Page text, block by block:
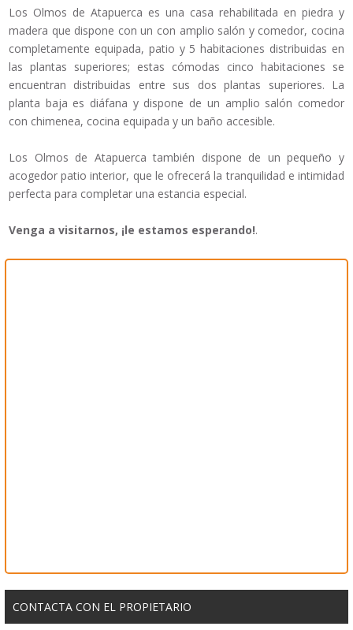
Los Olmos de Atapuerca es una casa rehabilitada en piedra y
madera que dispone con un con amplio salón y comedor, cocina
completamente equipada, patio y 5 habitaciones distribuidas en
las plantas superiores; estas cómodas cinco habitaciones se
encuentran distribuidas entre sus dos plantas superiores. La
planta baja es diáfana y dispone de un amplio salón comedor
con chimenea, cocina equipada y un baño accesible.
Los Olmos de Atapuerca también dispone de un pequeño y
acogedor patio interior, que le ofrecerá la tranquilidad e intimidad
perfecta para completar una estancia especial.
Venga a visitarnos, ¡le estamos esperando!.
CONTACTA CON EL PROPIETARIO